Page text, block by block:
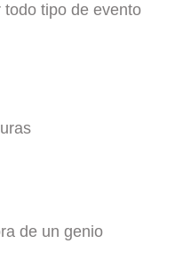
tipo de evento
de un genio